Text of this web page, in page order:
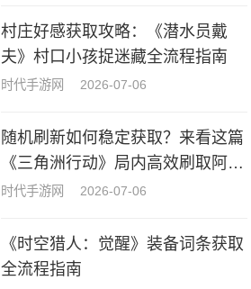
村庄好感获取攻略：《潜水员戴
夫》村口小孩捉迷藏全流程指南
时代手游网 2026-07-06
随机刷新如何稳定获取？来看这篇
《三角洲行动》局内高效刷取阿萨
拉牌盒指南
时代手游网 2026-07-06
《时空猎人：觉醒》装备词条获取
全流程指南